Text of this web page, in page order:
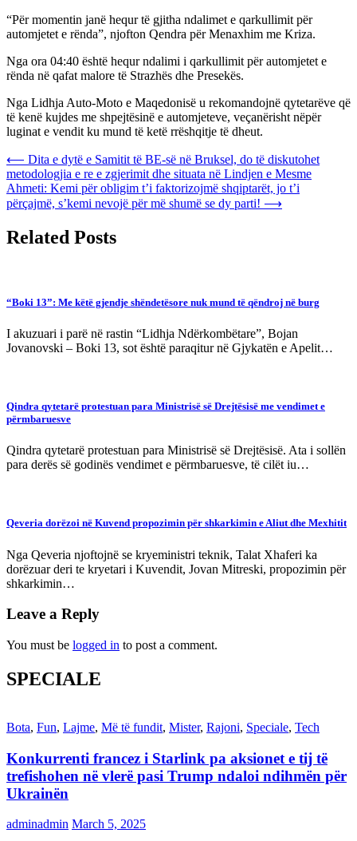
“Për momentin janë hequr të gjitha ndalimet e qarkullimit për
automjetet e rënda”, njofton Qendra për Menaxhim me Kriza.
Nga ora 04:40 është hequr ndalimi i qarkullimit për automjetet e
rënda në qafat malore të Strazhës dhe Presekës.
Nga Lidhja Auto-Moto e Maqedonisë u rekomandojnë qytetarëve që
të kenë kujdes me shpejtësinë e automjeteve, veçanërisht nëpër
luginat e vendit ku mund të ketë rrëshqitje të dheut.
Post
navigation
⟵ Dita e dytë e Samitit të BE-së në Bruksel, do të diskutohet
metodologjia e re e zgjerimit dhe situata në Lindjen e Mesme
Ahmeti: Kemi për obligim t’i faktorizojmë shqiptarët, jo t’i
përçajmë, s’kemi nevojë për më shumë se dy parti! ⟶
Related Posts
“Boki 13”: Me këtë gjendje shëndetësore nuk mund të qëndroj në burg
I akuzuari i parë në rastin “Lidhja Ndërkombëtare”, Bojan
Jovanovski – Boki 13, sot është paraqitur në Gjykatën e Apelit…
Qindra qytetarë protestuan para Ministrisë së Drejtësisë me vendimet e
përmbaruesve
Qindra qytetarë protestuan para Ministrisë së Drejtësisë. Ata i sollën
para derës së godinës vendimet e përmbaruesve, të cilët iu…
Qeveria dorëzoi në Kuvend propozimin për shkarkimin e Aliut dhe Mexhitit
Nga Qeveria njoftojnë se kryeministri teknik, Talat Xhaferi ka
dorëzuar deri te kryetari i Kuvendit, Jovan Mitreski, propozimin për
shkarkimin…
Leave a Reply
You must be logged in to post a comment.
SPECIALE
Bota, Fun, Lajme, Më të fundit, Mister, Rajoni, Speciale, Tech
Konkurrenti francez i Starlink pa aksionet e tij të
trefishohen në vlerë pasi Trump ndaloi ndihmën për
Ukrainën
adminadmin March 5, 2025